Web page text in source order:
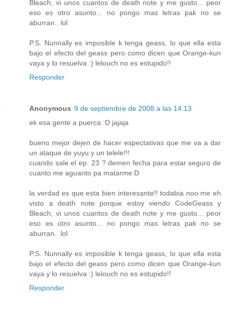
Bleach, vi unos cuantos de death note y me gusto... peor
eso es otro asunto... no pongo mas letras pak no se
aburran.. lol
P.S. Nunnally es imposible k tenga geass, lo que ella esta
bajo el efecto del geass pero como dicen que Orange-kun
vaya y lo resuelva :) lelouch no es estupido!!
Responder
Anonymous 9 de septiembre de 2008 a las 14:13
ek esa gente a puerca :D jajaja
bueno mejor dejen de hacer espectativas que me va a dar
un ataque de yuyu y un telele!!!
cuando sale el ep. 23 ? demen fecha para estar seguro de
cuanto me aguanto pa matarme:D
la verdad es que esta bien interesante!! todabia noo me eh
visto a death note porque estoy viendo CodeGeass y
Bleach, vi unos cuantos de death note y me gusto... peor
eso es otro asunto... no pongo mas letras pak no se
aburran.. lol
P.S. Nunnally es imposible k tenga geass, lo que ella esta
bajo el efecto del geass pero como dicen que Orange-kun
vaya y lo resuelva :) lelouch no es estupido!!
Responder